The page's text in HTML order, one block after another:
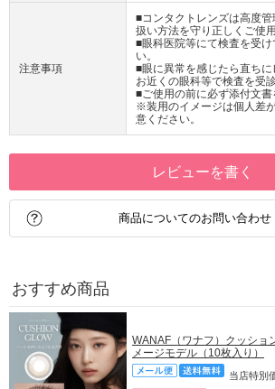
注意事項
■コンタクトレンズは高度管
扱い方法を守り正しくご使
■眼科医院等にて検査を受
い。
■眼に異常を感じたら直ちに
お近くの眼科等で検査を受
■ご使用の前に必ず添付文書
※装用のイメージは個人差
意ください。
レビューを書く
商品についてのお問い合わせ
おすすめ商品
WANAF（ワナフ）クッショ
メージモデル（10枚入り）
当店特別